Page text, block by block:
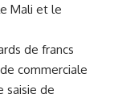
Mali et le
de francs
commerciale
saisie de